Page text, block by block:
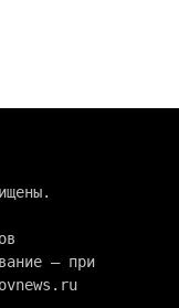
— при